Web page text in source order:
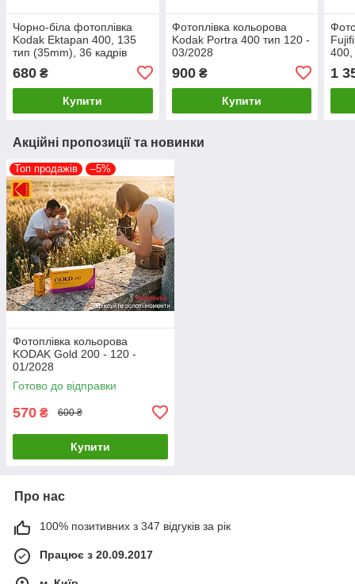
Чорно-біла фотоплівка
Kodak Ektapan 400, 135
тип (35mm), 36 кадрів
680 ₴
Купити
Фотоплівка кольорова
Kodak Portra 400 тип 120 -
03/2028
900₴
Купити
400,
1
Акційні пропозиції та новинки
Топ продажів –5%
Фотоплівка кольорова
KODAK Gold 200 - 120 -
01/2028
Готово до відправки
570 ₴ 600 ₴
Купити
Про нас
100% позитивних з 347 відгуків за рік
Працює з 20.09.2017